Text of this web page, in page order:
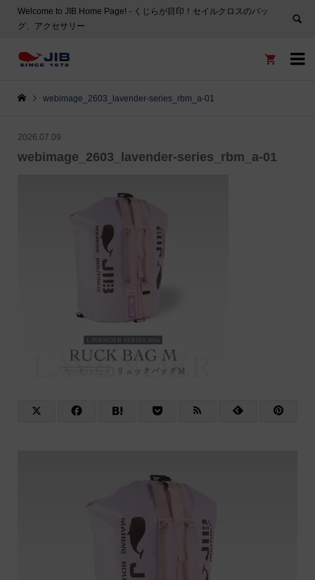
Welcome to JIB Home Page! ‐ くじらが目印！セイルクロスのバッ
グ、アクセサリー


webimage_2603_lavender-series_rbm_a-01
2026.07.09
webimage_2603_lavender-series_rbm_a-01